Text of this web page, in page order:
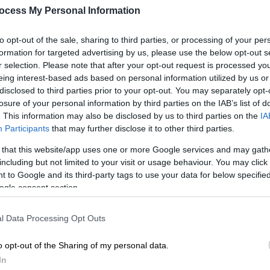
My Personal Information
opt-out of the sale, sharing to third parties, or processing of your
for targeted advertising by us, please use the below opt-out
selection. Please note that after your opt-out request is processed
interest-based ads based on personal information utilized by us
to third parties prior to your opt-out. You may separately
of your personal information by third parties on the IAB’s list of
This information may also be disclosed by us to third parties on the
Participants that may further disclose it to other third parties.
that this website/app uses one or more Google services and may
but not limited to your visit or usage behaviour. You may
to Google and its third-party tags to use your data for below
consent section.
Data Processing Opt Outs
opt-out of the Sharing of my personal data.
το ΕΘΝΟΣ στη Google
οδηγόταξίνα κυνηγάει ληστή